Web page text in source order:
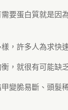
要蛋白質就是因
，許多人為求快
，就很有可能缺
變脆易斷、頭髮